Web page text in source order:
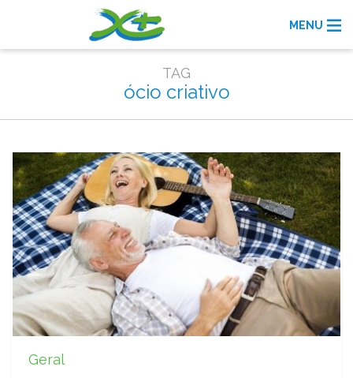
MENU
TAG
ócio criativo
Geral